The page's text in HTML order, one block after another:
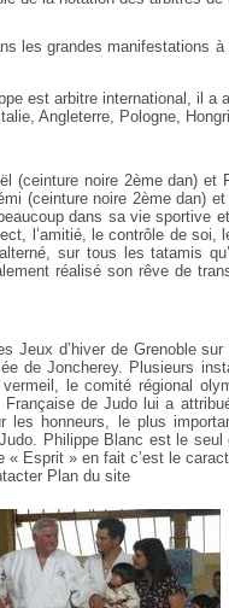
les grandes manifestations à
est arbitre international, il a
Angleterre, Pologne,
noire 2ème dan) et
(ceinture noire 2ème dan)
dans sa vie sportive
l’amitié, le contrôle de soi,
sur tous les tatamis
réalisé son rêve de
Jeux d’hiver de Grenoble
de Joncherey. Plusieurs
le comité régional
de Judo lui a
les honneurs, le plus
Philippe Blanc est le seul
Esprit » en fait c’est le
Plan du site